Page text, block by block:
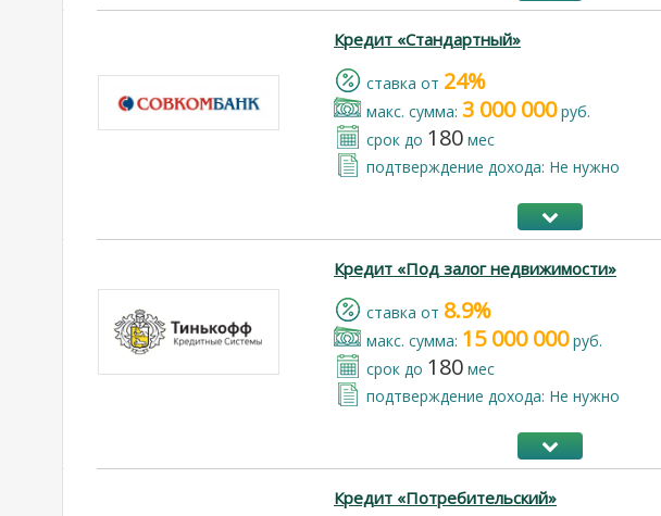
Кредит «Стандартный»
cтавка от 24%
макс. сумма: 3 000 000руб.
срок до 180 мес
подтверждение дохода: Не нужно
Кредит «Под залог недвижимости»
cтавка от 8.9%
макс. сумма: 15 000 000руб.
срок до 180 мес
подтверждение дохода: Не нужно
Кредит «Потребительский»